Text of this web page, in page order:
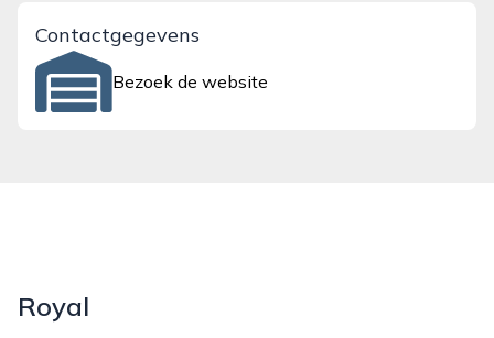
Contactgegevens
Bezoek de website
Royal